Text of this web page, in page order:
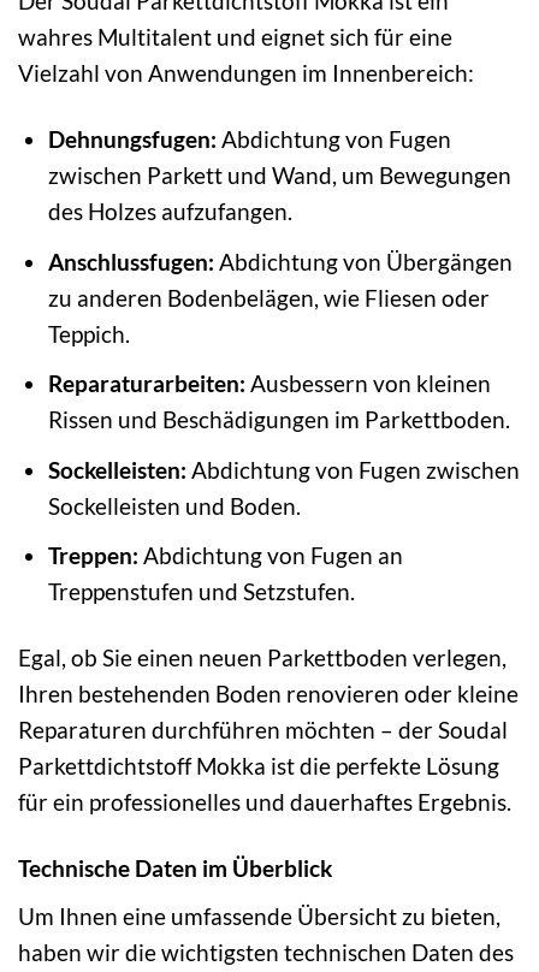
wahres Multitalent und eignet sich für eine
Vielzahl von Anwendungen im Innenbereich:
Dehnungsfugen: Abdichtung von Fugen
zwischen Parkett und Wand, um Bewegungen
des Holzes aufzufangen.
Anschlussfugen: Abdichtung von Übergängen
zu anderen Bodenbelägen, wie Fliesen oder
Teppich.
Reparaturarbeiten: Ausbessern von kleinen
Rissen und Beschädigungen im Parkettboden.
Sockelleisten: Abdichtung von Fugen zwischen
Sockelleisten und Boden.
Treppen: Abdichtung von Fugen an
Treppenstufen und Setzstufen.
Egal, ob Sie einen neuen Parkettboden verlegen,
Ihren bestehenden Boden renovieren oder kleine
Reparaturen durchführen möchten – der Soudal
Parkettdichtstoff Mokka ist die perfekte Lösung
für ein professionelles und dauerhaftes Ergebnis.
Technische Daten im Überblick
Um Ihnen eine umfassende Übersicht zu bieten,
haben wir die wichtigsten technischen Daten des